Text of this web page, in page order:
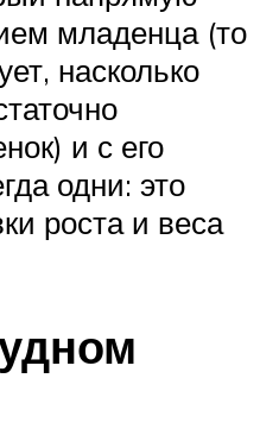
младенца (то
насколько
и с его
одни: это
роста и веса